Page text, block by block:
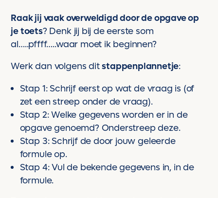
Raak jij vaak overweldigd door de opgave op
je toets? Denk jij bij de eerste som
al…..pffff…..waar moet ik beginnen?
Werk dan volgens ditstappenplannetje:
Stap 1: Schrijf eerst op wat de vraag is (of
zet een streep onder de vraag).
Stap 2: Welke gegevens worden er in de
opgave genoemd? Onderstreep deze.
Stap 3: Schrijf de door jouw geleerde
formule op.
Stap 4: Vul de bekende gegevens in, in de
formule.